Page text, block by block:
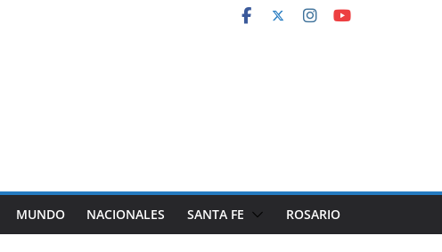
MUNDO NACIONALES SANTA FE ROSARIO